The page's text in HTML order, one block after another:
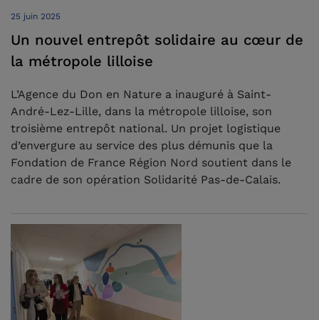
25 juin 2025
Un nouvel entrepôt solidaire au cœur de
la métropole lilloise
L’Agence du Don en Nature a inauguré à Saint-
André-Lez-Lille, dans la métropole lilloise, son
troisième entrepôt national. Un projet logistique
d’envergure au service des plus démunis que la
Fondation de France Région Nord soutient dans le
cadre de son opération Solidarité Pas-de-Calais.